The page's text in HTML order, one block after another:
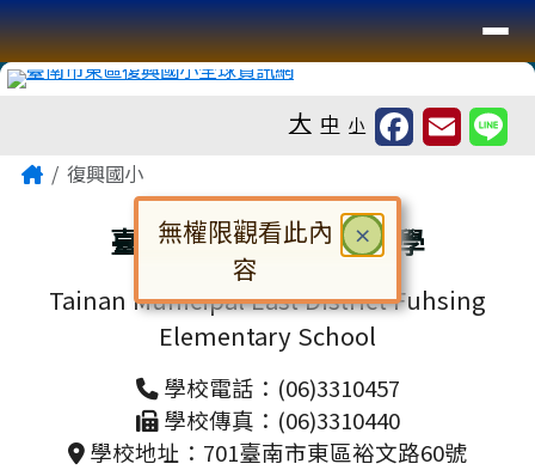
跳至主內容區
臺南市復興國小全球資訊網
導覽列
大 中 小
主內容區域
Home復興國小
臺南市東區復興國民小學
Tainan Municipal East District Fuhsing
Elementary School
學校電話：(06)3310457
學校傳真：(06)3310440
學校地址：701臺南市東區裕文路60號
頁尾區域
× 關閉
無權限觀看此內
容
對話框已開啟。請使用 Tab 鍵在